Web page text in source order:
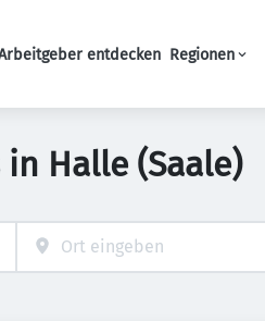
Haupt-Navigation
entdecken Regionen
in Halle (Saale)